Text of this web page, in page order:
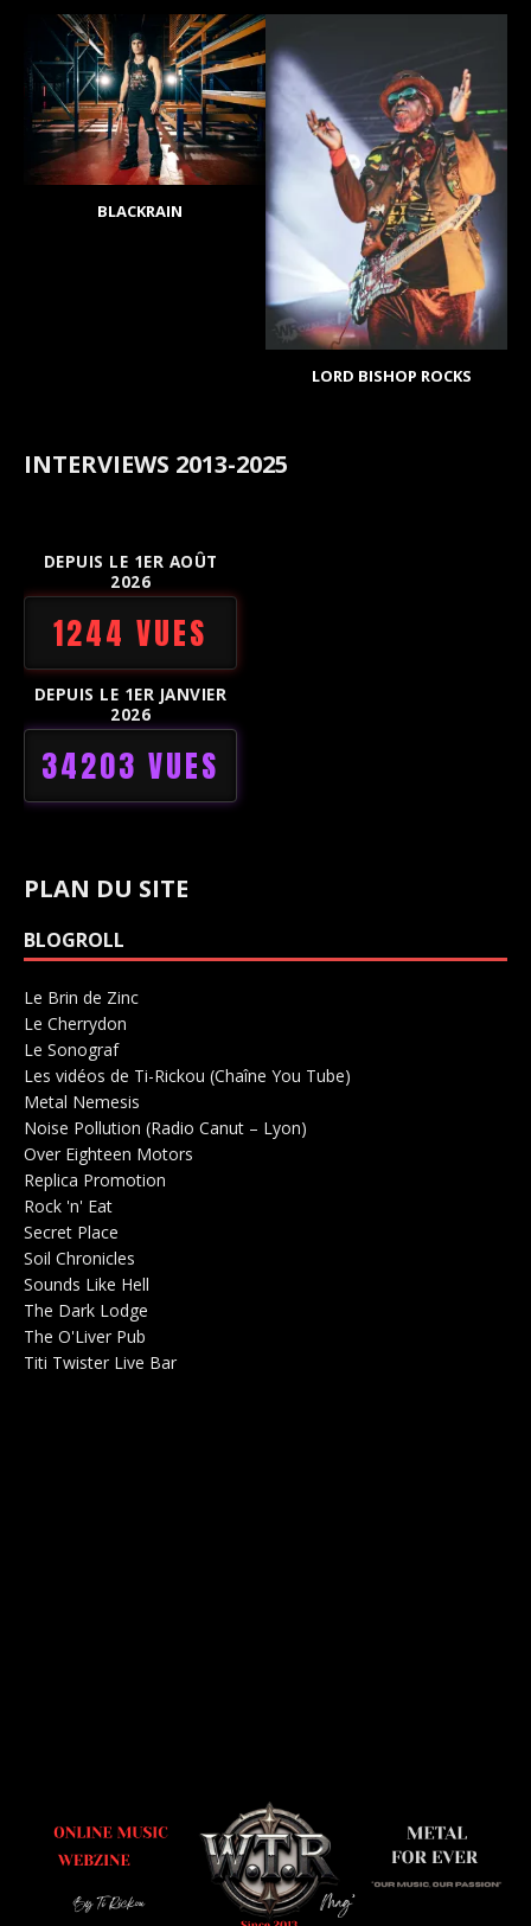
BLACKRAIN
LORD BISHOP ROCKS
INTERVIEWS 2013-2025
DEPUIS LE 1ER AOÛT
2026
1244 VUES
DEPUIS LE 1ER JANVIER
2026
34203 VUES
PLAN DU SITE
BLOGROLL
Le Brin de Zinc
Le Cherrydon
Le SonografSalle de concerts 0
Les vidéos de Ti-Rickou (Chaîne You Tube)
Metal Nemesis
Noise Pollution (Radio Canut – Lyon)
Over Eighteen Motors
Replica Promotion
Rock 'n' Eat
Secret Place
Soil Chronicles
Sounds Like Hell
The Dark Lodge
The O'Liver Pub
Titi Twister Live Bar